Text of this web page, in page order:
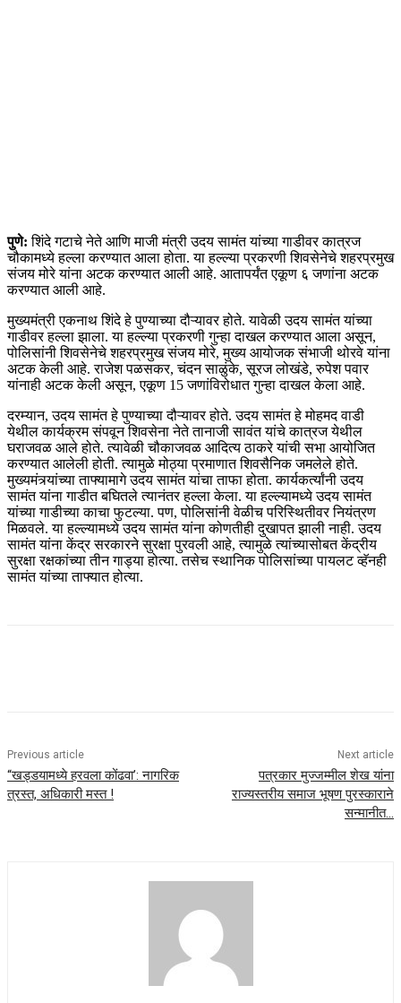
पुणे:शिंदे गटाचे नेते आणि माजी मंत्री उदय सामंत यांच्या गाडीवर कात्रज
चौकामध्ये हल्ला करण्यात आला होता. या हल्ल्या प्रकरणी शिवसेनेचे शहरप्रमुख
संजय मोरे यांना अटक करण्यात आली आहे. आतापर्यंत एकूण ६ जणांना अटक
करण्यात आली आहे.
मुख्यमंत्री एकनाथ शिंदे हे पुण्याच्या दौऱ्यावर होते. यावेळी उदय सामंत यांच्या
गाडीवर हल्ला झाला. या हल्ल्या प्रकरणी गुन्हा दाखल करण्यात आला असून,
पोलिसांनी शिवसेनेचे शहरप्रमुख संजय मोरे, मुख्य आयोजक संभाजी थोरवे यांना
अटक केली आहे. राजेश पळसकर, चंदन साळुंके, सूरज लोखंडे, रुपेश पवार
यांनाही अटक केली असून, एकूण 15 जणांविरोधात गुन्हा दाखल केला आहे.
दरम्यान, उदय सामंत हे पुण्याच्या दौऱ्यावर होते. उदय सामंत हे मोहमद वाडी
येथील कार्यक्रम संपवून शिवसेना नेते तानाजी सावंत यांचे कात्रज येथील
घराजवळ आले होते. त्यावेळी चौकाजवळ आदित्य ठाकरे यांची सभा आयोजित
करण्यात आलेली होती. त्यामुळे मोठ्या प्रमाणात शिवसैनिक जमलेले होते.
मुख्यमंत्र्यांच्या ताफ्यामागे उदय सामंत यांचा ताफा होता. कार्यकर्त्यांनी उदय
सामंत यांना गाडीत बघितले त्यानंतर हल्ला केला. या हल्ल्यामध्ये उदय सामंत
यांच्या गाडीच्या काचा फुटल्या. पण, पोलिसांनी वेळीच परिस्थितीवर नियंत्रण
मिळवले. या हल्ल्यामध्ये उदय सामंत यांना कोणतीही दुखापत झाली नाही. उदय
सामंत यांना केंद्र सरकारने सुरक्षा पुरवली आहे, त्यामुळे त्यांच्यासोबत केंद्रीय
सुरक्षा रक्षकांच्या तीन गाड्या होत्या. तसेच स्थानिक पोलिसांच्या पायलट व्हॅनही
सामंत यांच्या ताफ्यात होत्या.
Previous article
“खड्डयामध्ये हरवला कोंढवा’: नागरिक
त्रस्त, अधिकारी मस्त !
Next article
पत्रकार मुज्जम्मील शेख यांना
राज्यस्तरीय समाज भूषण पुरस्काराने
सन्मानीत…